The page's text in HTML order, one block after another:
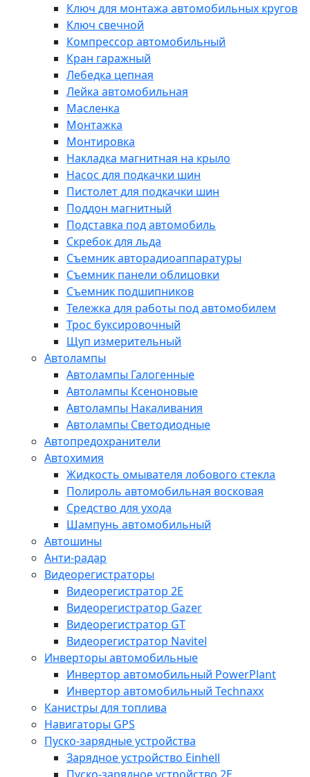
Ключ для монтажа автомобильных кругов
Ключ свечной
Компрессор автомобильный
Кран гаражный
Лебедка цепная
Лейка автомобильная
Масленка
Монтажка
Монтировка
Накладка магнитная на крыло
Насос для подкачки шин
Пистолет для подкачки шин
Поддон магнитный
Подставка под автомобиль
Скребок для льда
Съемник авторадиоаппаратуры
Съемник панели облицовки
Съемник подшипников
Тележка для работы под автомобилем
Трос буксировочный
Щуп измерительный
Автолампы
Автолампы Галогенные
Автолампы Ксеноновые
Автолампы Накаливания
Автолампы Светодиодные
Автопредохранители
Автохимия
Жидкость омывателя лобового стекла
Полироль автомобильная восковая
Средство для ухода
Шампунь автомобильный
Автошины
Анти-радар
Видеорегистраторы
Видеорегистратор 2E
Видеорегистратор Gazer
Видеорегистратор GT
Видеорегистратор Navitel
Инверторы автомобильные
Инвертор автомобильный PowerPlant
Инвертор автомобильный Technaxx
Канистры для топлива
Навигаторы GPS
Пуско-зарядные устройства
Зарядное устройство Einhell